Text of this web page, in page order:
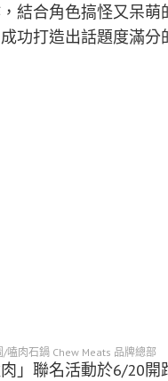
結合角色搞怪又呆萌
功打造出話題度滿分
/嗑肉石鍋 Chew Meats 品牌總部
」聯名活動於6/20開